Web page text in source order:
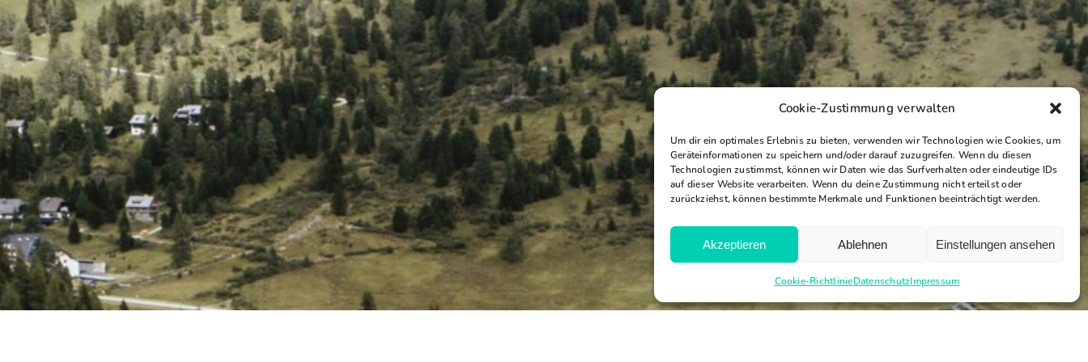
Cookie-Zustimmung verwalten
Um dir ein optimales Erlebnis zu bieten, verwenden wir Technologien wie Cookies, um
Geräteinformationen zu speichern und/oder darauf zuzugreifen. Wenn du diesen
Technologien zustimmst, können wir Daten wie das Surfverhalten oder eindeutige IDs
auf dieser Website verarbeiten. Wenn du deine Zustimmung nicht erteilst oder
zurückziehst, können bestimmte Merkmale und Funktionen beeinträchtigt werden.
Akzeptieren Ablehnen Einstellungen ansehen
Cookie-RichtlinieDatenschutzImpressum